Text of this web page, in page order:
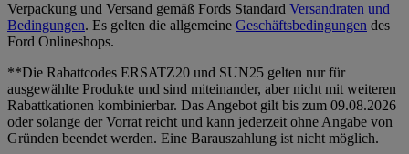
Verpackung und Versand gemäß Fords Standard Versandraten und
Bedingungen. Es gelten die allgemeine Geschäftsbedingungen des
Ford Onlineshops.
**Die Rabattcodes ERSATZ20 und SUN25 gelten nur für
ausgewählte Produkte und sind miteinander, aber nicht mit weiteren
Rabattkationen kombinierbar. Das Angebot gilt bis zum 09.08.2026
oder solange der Vorrat reicht und kann jederzeit ohne Angabe von
Gründen beendet werden. Eine Barauszahlung ist nicht möglich.